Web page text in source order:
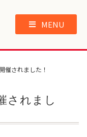
MENU
されました！
されまし